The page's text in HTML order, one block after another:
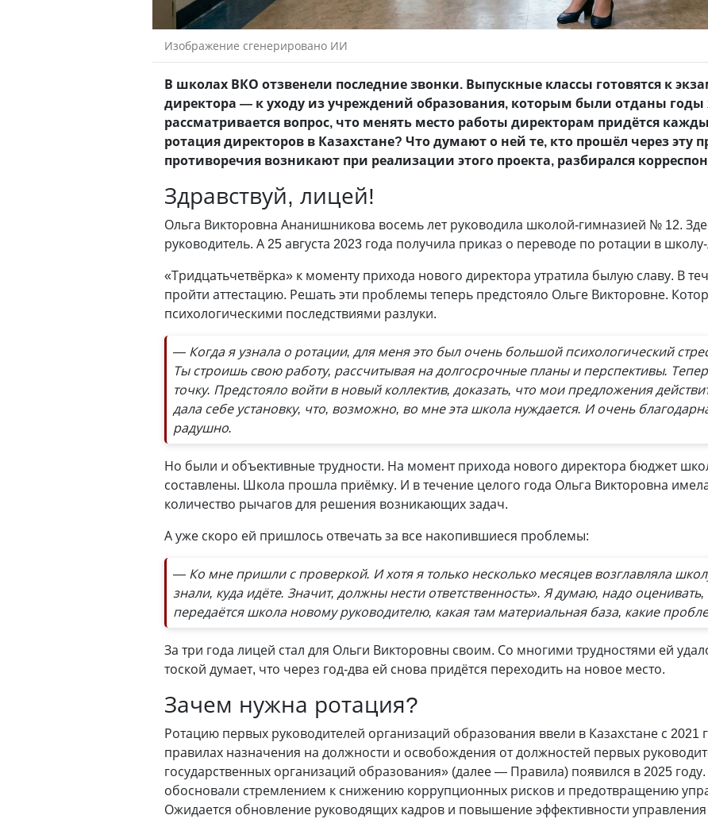
Изображение сгенерировано ИИ
В школах ВКО отзвенели последние звонки. Выпускные классы готовятся к
директора — к уходу из учреждений образования, которым были отданы
рассматривается вопрос, что менять место работы директорам придётся
ротация директоров в Казахстане? Что думают о ней те, кто прошёл через эту
противоречия возникают при реализации этого проекта, разбирался
Здравствуй, лицей!
Ольга Викторовна Ананишникова восемь лет руководила школой-гимназией № 12.
руководитель. А 25 августа 2023 года получила приказ о переводе по ротации в
«Тридцатьчетвёрка» к моменту прихода нового директора утратила былую славу. В
пройти аттестацию. Решать эти проблемы теперь предстояло Ольге Викторовне.
психологическими последствиями разлуки.
— Когда я узнала о ротации, для меня это был очень большой психологический
Ты строишь свою работу, рассчитывая на долгосрочные планы и перспективы.
точку. Предстояло войти в новый коллектив, доказать, что мои предложения
дала себе установку, что, возможно, во мне эта школа нуждается. И очень
радушно.
Но были и объективные трудности. На момент прихода нового директора бюджет
составлены. Школа прошла приёмку. И в течение целого года Ольга Викторовна
количество рычагов для решения возникающих задач.
А уже скоро ей пришлось отвечать за все накопившиеся проблемы:
— Ко мне пришли с проверкой. И хотя я только несколько месяцев возглавляла
знали, куда идёте. Значит, должны нести ответственность». Я думаю, надо
передаётся школа новому руководителю, какая там материальная база, какие
За три года лицей стал для Ольги Викторовны своим. Со многими трудностями ей
тоской думает, что через год-два ей снова придётся переходить на новое место.
Зачем нужна ротация?
Ротацию первых руководителей организаций образования ввели в Казахстане с
правилах назначения на должности и освобождения от должностей первых
государственных организаций образования» (далее — Правила) появился в 2025
обосновали стремлением к снижению коррупционных рисков и предотвращению
Ожидается обновление руководящих кадров и повышение эффективности